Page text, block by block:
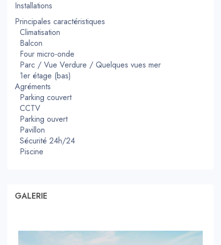
Installations
Principales caractéristiques
Climatisation
Balcon
Four micro-onde
Parc / Vue Verdure / Quelques vues mer
1er étage (bas)
Agréments
Parking couvert
CCTV
Parking ouvert
Pavillon
Sécurité 24h/24
Piscine
GALERIE